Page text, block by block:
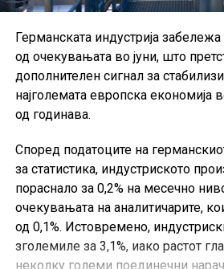
Германската индустрија
од очекувањата во јуни, што
дополнителен сигнал за
најголемата европска економија
од годинава.
Според податоците на
за статистика, индустриското
пораснало за 0,2% на месечно
очекувањата на аналитичарите,
од 0,1%. Истовремено,
зголемиле за 3,1%, иако растот
неколку големи поединечни